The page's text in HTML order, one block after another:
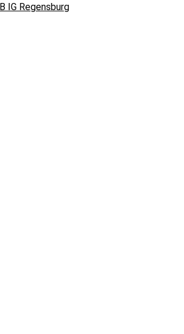
IG Regensburg